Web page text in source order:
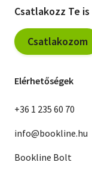
Csatlakozz Te
Csatlakozom
Elérhetőségek
+36 1 235 60 70
info@bookline.hu
Bookline Bolt